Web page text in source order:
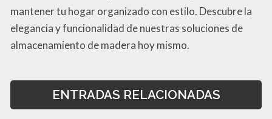
mantener tu hogar organizado con estilo. Descubre la
elegancia y funcionalidad de nuestras soluciones de
almacenamiento de madera hoy mismo.
ENTRADAS RELACIONADAS